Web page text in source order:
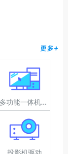
更多+
多功能一体机驱动
投影机驱动